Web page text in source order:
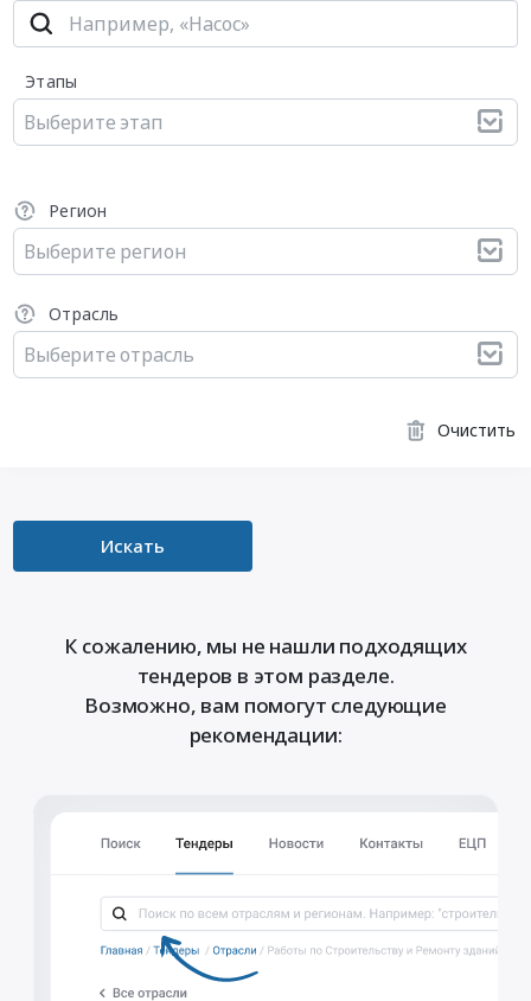
Этапы
Выберите этап
Регион
Выберите регион
Отрасль
Выберите отрасль
Очистить
Искать
К сожалению, мы не нашли подходящих
тендеров в этом разделе.
Возможно, вам помогут следующие
рекомендации: